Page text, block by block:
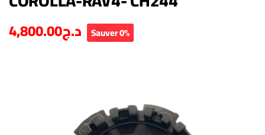
د.ج4,800.00 Sauver 0%